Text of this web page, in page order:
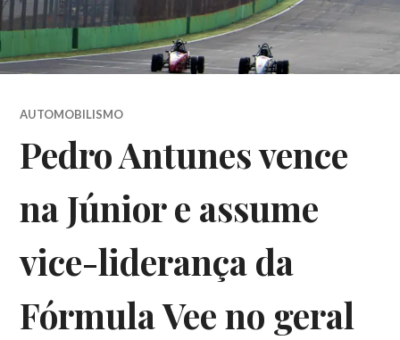
AUTOMOBILISMO
Pedro Antunes vence
na Júnior e assume
vice-liderança da
Fórmula Vee no geral